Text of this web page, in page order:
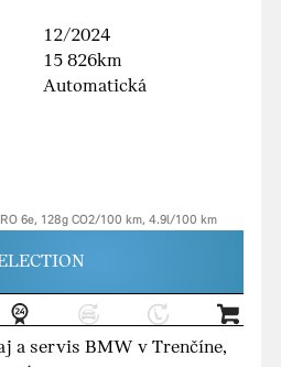
12/2024
15 826km
Automatická
6e, 128g CO2/100 km, 4.9l/100 km
a servis BMW v Trenčíne,